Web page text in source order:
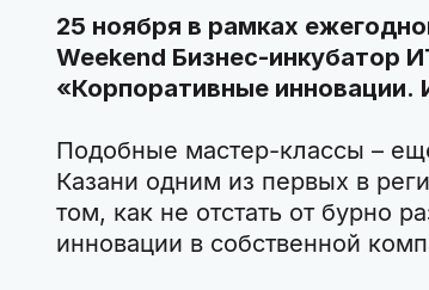
25 ноября в рамках
Weekend Бизнес-инкубатор
«Корпоративные инновации.
Подобные мастер-классы –
Казани одним из первых в
том, как не отстать от бурно
инновации в собственной